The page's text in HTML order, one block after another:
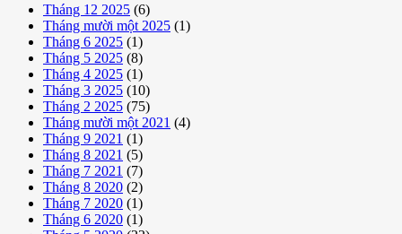
Tháng 12 2025 (6)
Tháng mười một 2025 (1)
Tháng 6 2025 (1)
Tháng 5 2025 (8)
Tháng 4 2025 (1)
Tháng 3 2025 (10)
Tháng 2 2025 (75)
Tháng mười một 2021 (4)
Tháng 9 2021 (1)
Tháng 8 2021 (5)
Tháng 7 2021 (7)
Tháng 8 2020 (2)
Tháng 7 2020 (1)
Tháng 6 2020 (1)